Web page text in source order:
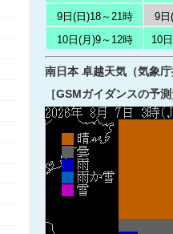
9日(日)18～21時
9日
10日(月)9～12時
10
南日本 卓越天気（気象
［GSMガイダンスの予